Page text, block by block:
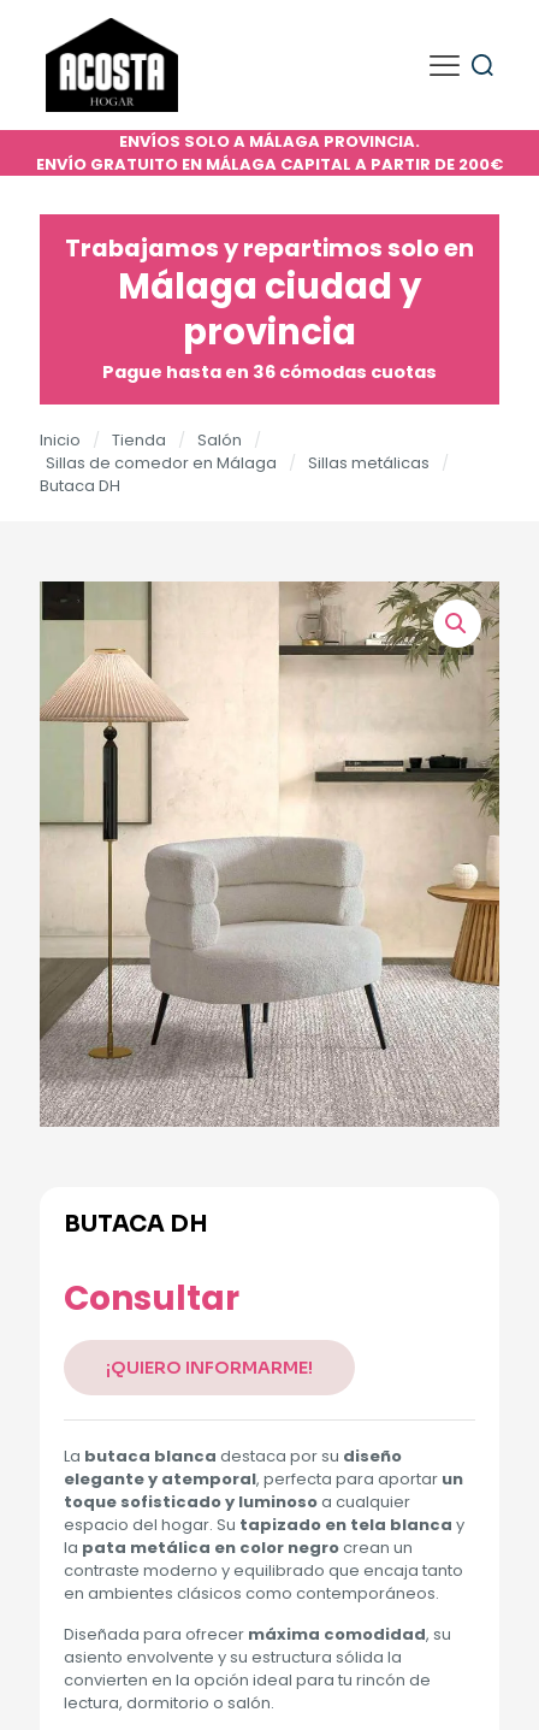
ENVÍOS SOLO A MÁLAGA PROVINCIA.
ENVÍO GRATUITO EN MÁLAGA CAPITAL A PARTIR DE 200€
Trabajamos y repartimos solo en
Málaga ciudad y
provincia
Pague hasta en 36 cómodas cuotas
Inicio / Tienda / Salón
/
Sillas de comedor en Málaga
/ Sillas metálicas
/
Butaca DH
BUTACA DH
Consultar
¡QUIERO INFORMARME!
La butaca blanca destaca por su diseño
elegante y atemporal, perfecta para aportar un
toque sofisticado y luminosoa cualquier
espacio del hogar. Su tapizado en tela blanca y
la pata metálica en color negrocrean un
contraste moderno y equilibrado que encaja tanto
en ambientes clásicos como contemporáneos.
Diseñada para ofrecer máxima comodidad, su
asiento envolvente y su estructura sólida la
convierten en la opción ideal para tu rincón de
lectura, dormitorio o salón.